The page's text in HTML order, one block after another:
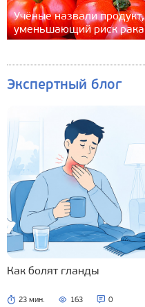
Учёные назвали продукт,
уменьшающий риск рака
Экспертный блог
Как болят гланды
23 мин. 163 0